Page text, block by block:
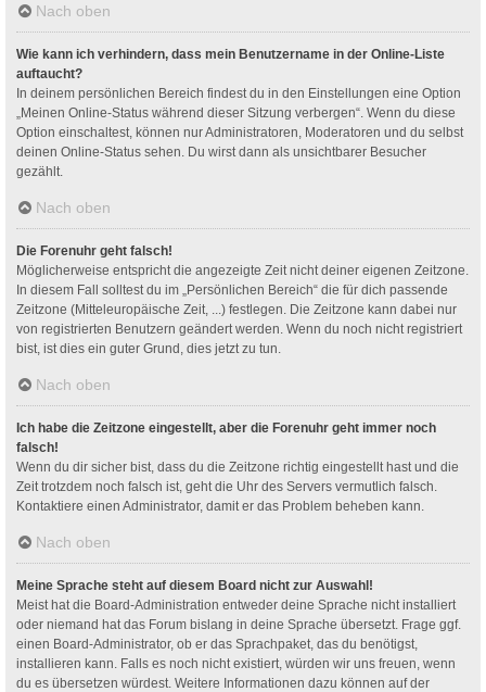
Nach oben
Wie kann ich verhindern, dass mein Benutzername in der Online-Liste
auftaucht?
In deinem persönlichen Bereich findest du in den Einstellungen eine Option
„Meinen Online-Status während dieser Sitzung verbergen“. Wenn du diese
Option einschaltest, können nur Administratoren, Moderatoren und du selbst
deinen Online-Status sehen. Du wirst dann als unsichtbarer Besucher
gezählt.
Nach oben
Die Forenuhr geht falsch!
Möglicherweise entspricht die angezeigte Zeit nicht deiner eigenen Zeitzone.
In diesem Fall solltest du im „Persönlichen Bereich“ die für dich passende
Zeitzone (Mitteleuropäische Zeit, ...) festlegen. Die Zeitzone kann dabei nur
von registrierten Benutzern geändert werden. Wenn du noch nicht registriert
bist, ist dies ein guter Grund, dies jetzt zu tun.
Nach oben
Ich habe die Zeitzone eingestellt, aber die Forenuhr geht immer noch
falsch!
Wenn du dir sicher bist, dass du die Zeitzone richtig eingestellt hast und die
Zeit trotzdem noch falsch ist, geht die Uhr des Servers vermutlich falsch.
Kontaktiere einen Administrator, damit er das Problem beheben kann.
Nach oben
Meine Sprache steht auf diesem Board nicht zur Auswahl!
Meist hat die Board-Administration entweder deine Sprache nicht installiert
oder niemand hat das Forum bislang in deine Sprache übersetzt. Frage ggf.
einen Board-Administrator, ob er das Sprachpaket, das du benötigst,
installieren kann. Falls es noch nicht existiert, würden wir uns freuen, wenn
du es übersetzen würdest. Weitere Informationen dazu können auf der